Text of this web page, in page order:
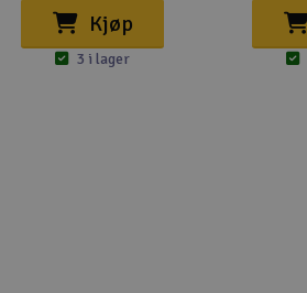
Kjøp
3 i lager